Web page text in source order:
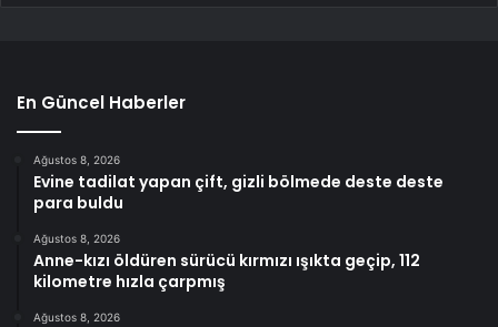
En Güncel Haberler
Ağustos 8, 2026
Evine tadilat yapan çift, gizli bölmede deste deste
para buldu
Ağustos 8, 2026
Anne-kızı öldüren sürücü kırmızı ışıkta geçip, 112
kilometre hızla çarpmış
Ağustos 8, 2026